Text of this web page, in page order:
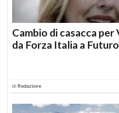
Cambio di casacca
da Forza Italia a
di Redazione